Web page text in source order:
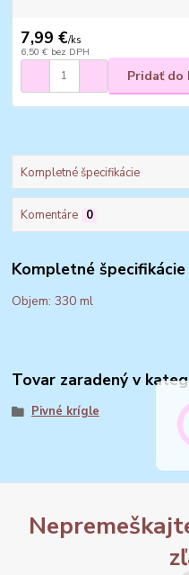
7,99 €/ks
6,50 € bez DPH
Pridať do
Kompletné špecifikácie
Komentáre 0
Kompletné špecifikácie
Objem: 330 ml
Tovar zaradený v
Pivné krígle